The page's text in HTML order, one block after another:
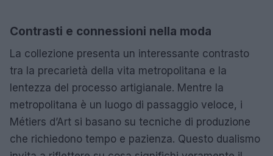
Contrasti e connessioni nella moda
La collezione presenta un interessante contrasto
tra la precarietà della vita metropolitana e la
lentezza del processo artigianale. Mentre la
metropolitana è un luogo di passaggio veloce, i
Métiers d’Art si basano su tecniche di produzione
che richiedono tempo e pazienza. Questo dualismo